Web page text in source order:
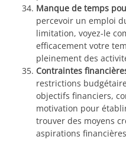
Manque de temps
percevoir un emploi
limitation, voyez-le
efficacement votre
pleinement des
Contraintes
restrictions
objectifs financiers,
motivation pour
trouver des moyens
aspirations